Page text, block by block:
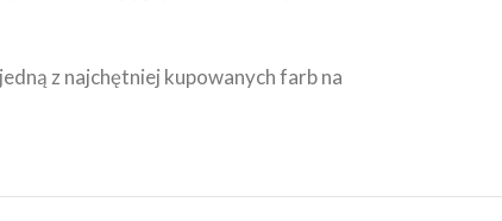
z najchętniej kupowanych farb na